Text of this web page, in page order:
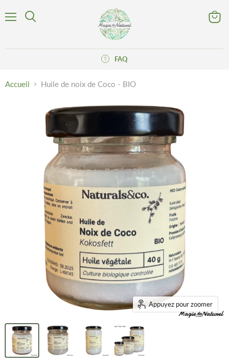
FAQ
Accueil Huile de noix de Coco - BIO
Appuyez pour zoomer